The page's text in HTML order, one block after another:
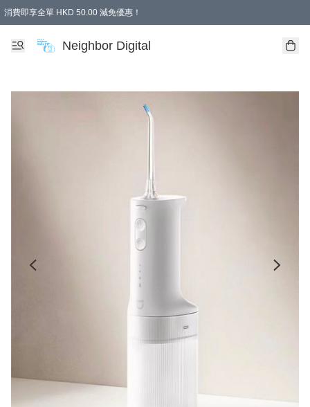
消費即享全單 HKD 50.00 減免優惠！
Neighbor Digital